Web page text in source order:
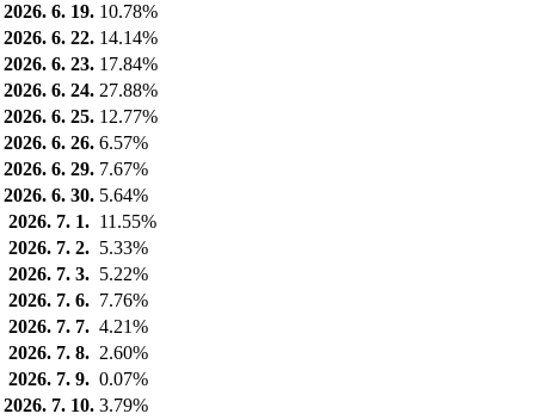
2026. 6. 19. 10.78%
2026. 6. 22. 14.14%
2026. 6. 23. 17.84%
2026. 6. 24. 27.88%
2026. 6. 25. 12.77%
2026. 6. 26. 6.57%
2026. 6. 29. 7.67%
2026. 6. 30. 5.64%
2026. 7. 1. 11.55%
2026. 7. 2. 5.33%
2026. 7. 3. 5.22%
2026. 7. 6. 7.76%
2026. 7. 7. 4.21%
2026. 7. 8. 2.60%
2026. 7. 9. 0.07%
2026. 7. 10. 3.79%